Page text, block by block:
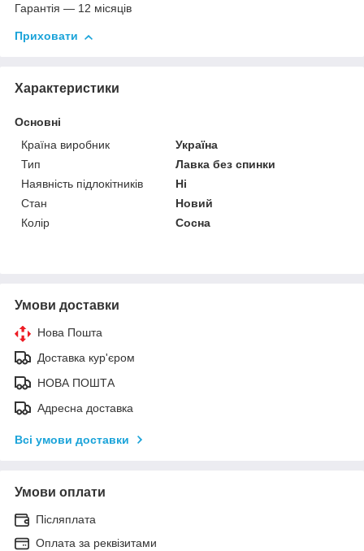
Гарантія — 12 місяців
Приховати
Характеристики
Основні
Країна виробник
Україна
Тип
Лавка без спинки
Наявність підлокітників
Ні
Стан
Новий
Колір
Сосна
Умови доставки
Нова Пошта
Доставка кур'єром
НОВА ПОШТА
Адресна доставка
Всі умови доставки
Умови оплати
Післяплата
Оплата за реквізитами